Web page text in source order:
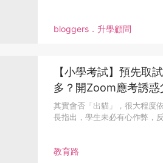
bloggers．升學顧問
教育路
【小學考試】預先取
多？開Zoom應考誘惑
其實會否「出貓」，很大程度
長指出，學生未必有心作弊，